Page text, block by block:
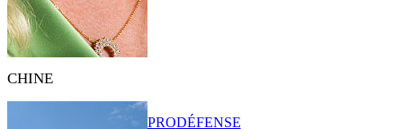
CHINE
PRODÉFENSE